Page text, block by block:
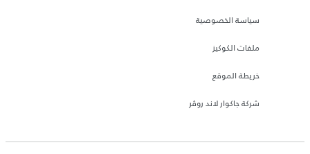
سياسة الخصوصية
ملفات الكوكيز
خريطة الموقع
شركة جاكوار لاند روڤر